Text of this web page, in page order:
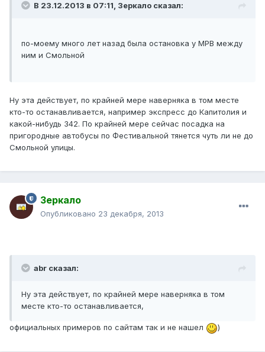
В 23.12.2013 в 07:11, Зеркало сказал:
по-моему много лет назад была остановка у МРВ между
ним и Смольной
Ну эта действует, по крайней мере наверняка в том месте
кто-то останавливается, например экспресс до Капитолия и
какой-нибудь 342. По крайней мере сейчас посадка на
пригородные автобусы по Фестивальной тянется чуть ли не до
Смольной улицы.
Зеркало
Опубликовано 23 декабря, 2013
abr сказал:
Ну эта действует, по крайней мере наверняка в том
месте кто-то останавливается,
официальных примеров по сайтам так и не нашел )